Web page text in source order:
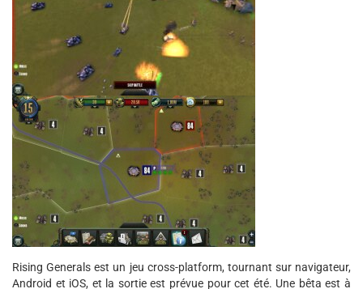
Rising Generals est un jeu cross-platform, tournant sur navigateur,
Android et iOS, et la sortie est prévue pour cet été. Une bêta est à